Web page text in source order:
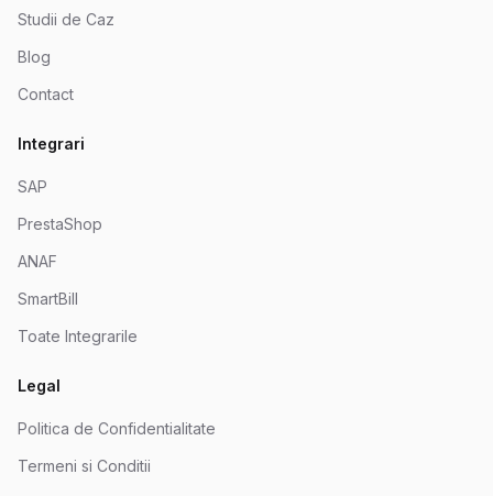
Studii de Caz
Blog
Contact
Integrari
SAP
PrestaShop
ANAF
SmartBill
Toate Integrarile
Legal
Politica de Confidentialitate
Termeni si Conditii